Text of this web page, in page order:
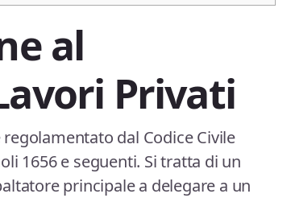
al
Privati
dal Codice Civile
1656 e seguenti. Si tratta di un
principale a delegare a un